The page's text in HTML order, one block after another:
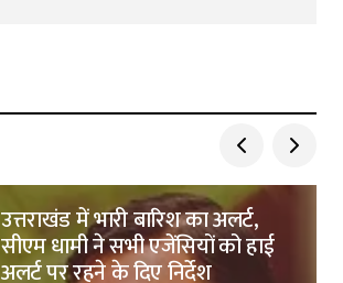
उत्तराखंड में भारी बारिश का अलर्ट,
सीएम धामी ने सभी एजेंसियों को हाई
अलर्ट पर रहने के दिए निर्देश